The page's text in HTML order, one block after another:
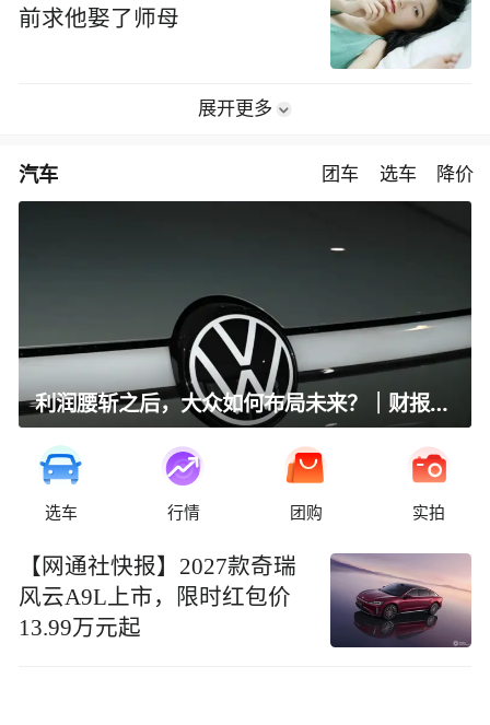
前求他娶了师母
展开更多
汽车 团车 选车 降价
利润腰斩之后，大众如何布局未来？｜财报全视角
选车 行情 团购 实拍
【网通社快报】2027款奇瑞
风云A9L上市，限时红包价
13.99万元起